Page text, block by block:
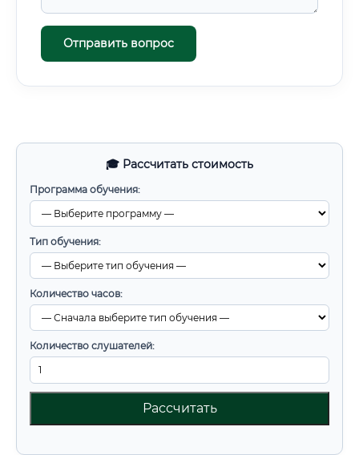
🎓 Рассчитать стоимость
Программа обучения:
Тип обучения:
Количество часов:
Количество слушателей:
Рассчитать
Отправить вопрос